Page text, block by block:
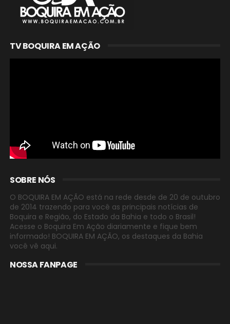
TV BOQUIRA EM AÇÃO
SOBRE NÓS
O BOQUIRA EM AÇÃO está na rede desde de 20 de outubro
de 2014 trazendo para você as principais notícias de
Boquira e Região, do Estado da Bahia e todo o Brasil!
Acesse o Boquira Em Ação diariamente e fique bem
informado! BOQUIRA EM AÇÃO, os destaques da Bahia
você vê aqui.
NOSSA FANPAGE